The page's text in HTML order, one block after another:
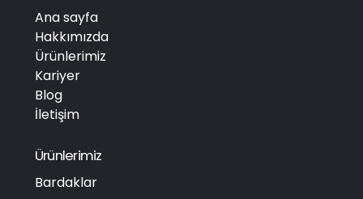
Ana sayfa
Hakkımızda
Ürünlerimiz
Kariyer
Blog
İletişim
Ürünlerimiz
Bardaklar